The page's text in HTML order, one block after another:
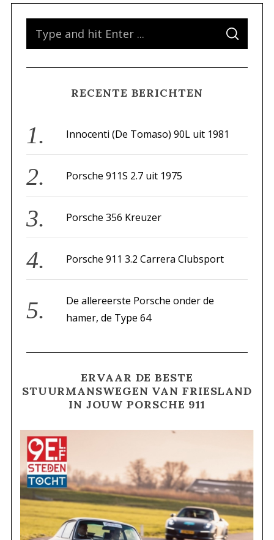
f
o
:
S
A
C
RECENTE BERICHTEN
Innocenti (De Tomaso) 90L uit 1981
Porsche 911S 2.7 uit 1975
Porsche 356 Kreuzer
Porsche 911 3.2 Carrera Clubsport
De allereerste Porsche onder de
hamer, de Type 64
ERVAAR DE BESTE
STUURMANSWEGEN VAN FRIESLAND
IN JOUW PORSCHE 911